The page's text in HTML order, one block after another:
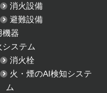
消火設備
避難設備
機器
システム
消火栓
火・煙のAI検知システ
ム